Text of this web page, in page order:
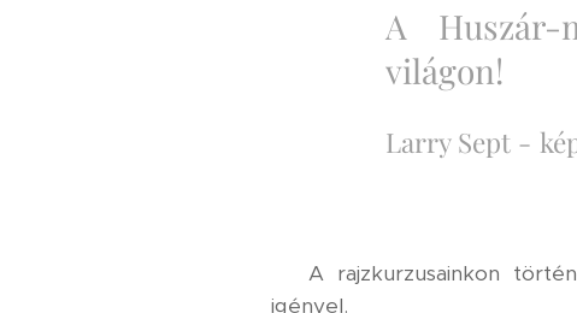
A Huszár-
világon!
Larry Sept -
⚜️ A rajzkurzusainkon
igényel.